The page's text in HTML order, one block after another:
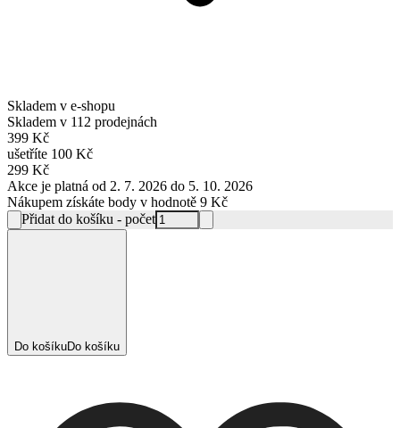
Skladem v e-shopu
Skladem v 112 prodejnách
399 Kč
ušetříte 100 Kč
299 Kč
Akce je platná od 2. 7. 2026 do 5. 10. 2026
Nákupem získáte body v hodnotě 9 Kč
Přidat do košíku - počet
Do košíkuDo košíku